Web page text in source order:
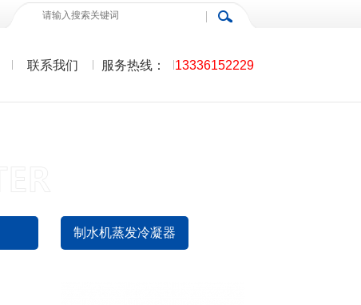
联系我们 服务热线： 13336152229
制水机蒸发冷凝器
油冷却机冷凝器09